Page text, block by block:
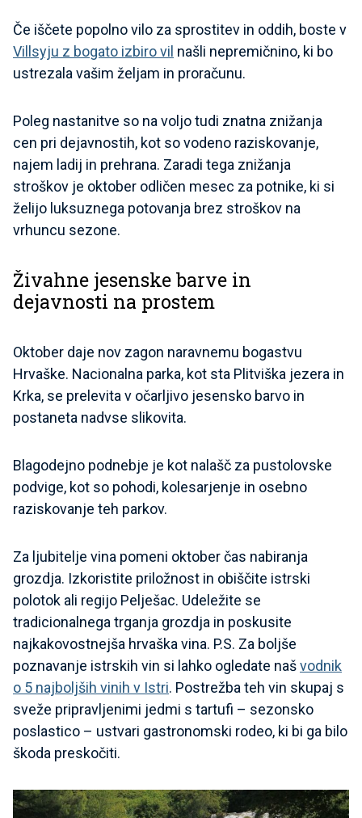
Če iščete popolno vilo za sprostitev in oddih, boste v
Villsyju z bogato izbiro vil našli nepremičnino, ki bo
ustrezala vašim željam in proračunu.
Poleg nastanitve so na voljo tudi znatna znižanja
cen pri dejavnostih, kot so vodeno raziskovanje,
najem ladij in prehrana. Zaradi tega znižanja
stroškov je oktober odličen mesec za potnike, ki si
želijo luksuznega potovanja brez stroškov na
vrhuncu sezone.
Živahne jesenske barve in
dejavnosti na prostem
Oktober daje nov zagon naravnemu bogastvu
Hrvaške. Nacionalna parka, kot sta Plitviška jezera in
Krka, se prelevita v očarljivo jesensko barvo in
postaneta nadvse slikovita.
Blagodejno podnebje je kot nalašč za pustolovske
podvige, kot so pohodi, kolesarjenje in osebno
raziskovanje teh parkov.
Za ljubitelje vina pomeni oktober čas nabiranja
grozdja. Izkoristite priložnost in obiščite istrski
polotok ali regijo Pelješac. Udeležite se
tradicionalnega trganja grozdja in poskusite
najkakovostnejša hrvaška vina. P.S. Za boljše
poznavanje istrskih vin si lahko ogledate našvodnik
o 5 najboljših vinih v Istri. Postrežba teh vin skupaj s
sveže pripravljenimi jedmi s tartufi – sezonsko
poslastico – ustvari gastronomski rodeo, ki bi ga bilo
škoda preskočiti.